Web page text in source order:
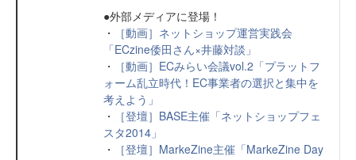
●外部メディアに登場！
・
［動画］ネットショップ運営実践会
「ECzine倭田さん×井藤対談」
・
［動画］ECみらい会議vol.2「プラットフ
ォーム乱立時代！EC事業者の選択と集中を
考えよう」
・
［登壇］BASE主催「ネットショップフェ
スタ2014」
・
［登壇］MarkeZine主催「MarkeZine Day